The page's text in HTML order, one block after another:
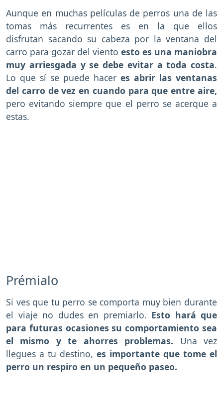
Aunque en muchas películas de perros una de las
tomas más recurrentes es en la que ellos
disfrutan sacando su cabeza por la ventana del
carro para gozar del viento esto es una maniobra
muy arriesgada y se debe evitar a toda costa.
Lo que sí se puede hacer es abrir las ventanas
del carro de vez en cuando para que entre aire,
pero evitando siempre que el perro se acerque a
estas.
Prémialo
Si ves que tu perro se comporta muy bien durante
el viaje no dudes en premiarlo. Esto hará que
para futuras ocasiones su comportamiento sea
el mismo y te ahorres problemas. Una vez
llegues a tu destino, es importante que tome el
perro un respiro en un pequeño paseo.